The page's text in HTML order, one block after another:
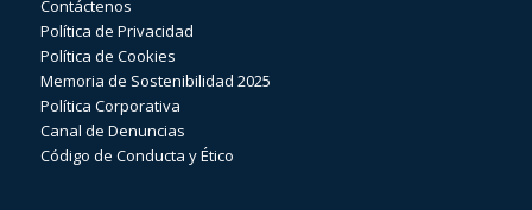
Contáctenos
Política de Privacidad
Política de Cookies
Memoria de Sostenibilidad 2025
Política Corporativa
Canal de Denuncias
Código de Conducta y Ético